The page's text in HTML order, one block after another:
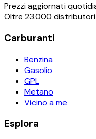
Prezzi aggiornati
Oltre 23.000
Carburanti
Benzina
Gasolio
GPL
Metano
Vicino a me
Esplora